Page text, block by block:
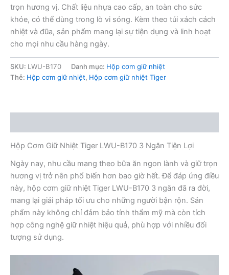
trọn hương vị. Chất liệu nhựa cao cấp, an toàn cho sức
khỏe, có thể dùng trong lò vi sóng. Kèm theo túi xách cách
nhiệt và đũa, sản phẩm mang lại sự tiện dụng và linh hoạt
cho mọi nhu cầu hàng ngày.
SKU: LWU-B170 Danh mục: Hộp cơm giữ nhiệt
Thẻ: Hộp cơm giữ nhiệt, Hộp cơm giữ nhiệt Tiger
Hộp Cơm Giữ Nhiệt Tiger LWU-B170 3 Ngăn Tiện Lợi
Ngày nay, nhu cầu mang theo bữa ăn ngon lành và giữ trọn
hương vị trở nên phổ biến hơn bao giờ hết. Để đáp ứng điều
này, hộp cơm giữ nhiệt Tiger LWU-B170 3 ngăn đã ra đời,
mang lại giải pháp tối ưu cho những người bận rộn. Sản
phẩm này không chỉ đảm bảo tính thẩm mỹ mà còn tích
hợp công nghệ giữ nhiệt hiệu quả, phù hợp với nhiều đối
tượng sử dụng.